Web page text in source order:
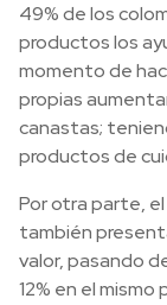
49% de los
productos los
momento de
propias
canastas;
productos de
Por otra parte,
también
valor, pasando
12% en el